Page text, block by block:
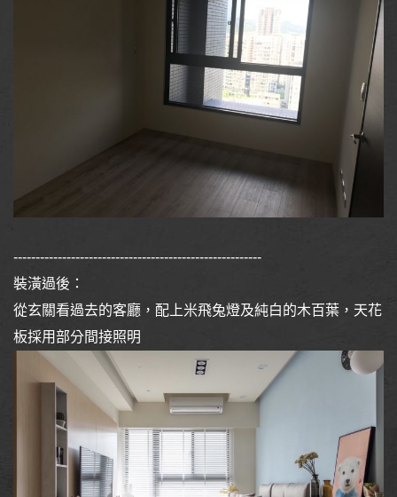
--------------------------------------------------------
裝潢過後：
從玄關看過去的客廳，配上米飛兔燈及純白的木百葉，天花
板採用部分間接照明